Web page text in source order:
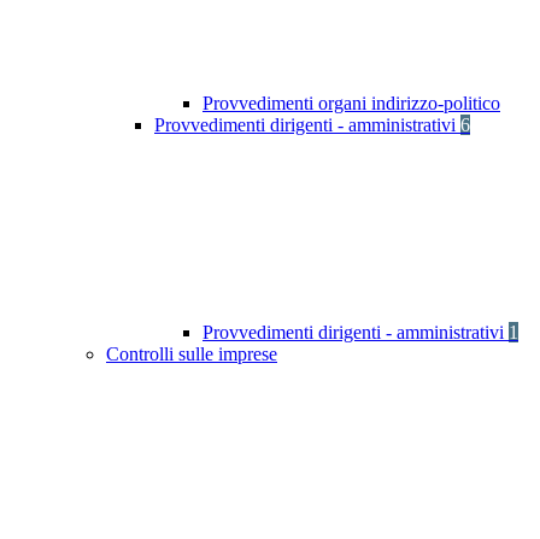
Provvedimenti organi indirizzo-politico
Provvedimenti dirigenti - amministrativi 6
Provvedimenti dirigenti - amministrativi 1
Controlli sulle imprese